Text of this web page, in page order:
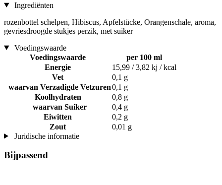
Ingrediënten
rozenbottel schelpen, Hibiscus, Apfelstücke, Orangenschale, aroma,
gevriesdroogde stukjes perzik, met suiker
Voedingswaarde
Voedingswaarde
per 100 ml
Energie
15,99 / 3,82 kj / kcal
Vet
0,1 g
waarvan Verzadigde Vetzuren0,1 g
Koolhydraten
0,8 g
waarvan Suiker
0,4 g
Eiwitten
0,2 g
Zout
0,01 g
Juridische informatie
Bijpassend